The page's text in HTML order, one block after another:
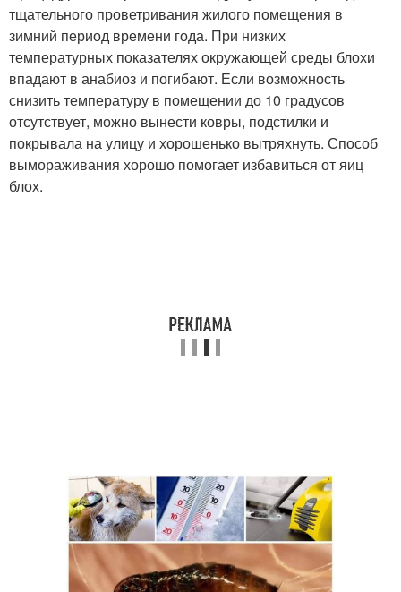
тщательного проветривания жилого помещения в
зимний период времени года. При низких
температурных показателях окружающей среды блохи
впадают в анабиоз и погибают. Если возможность
снизить температуру в помещении до 10 градусов
отсутствует, можно вынести ковры, подстилки и
покрывала на улицу и хорошенько вытряхнуть. Способ
вымораживания хорошо помогает избавиться от яиц
блох.